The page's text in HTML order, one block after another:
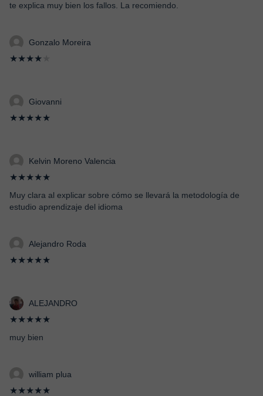
te explica muy bien los fallos. La recomiendo.
Gonzalo Moreira
★★★★
Giovanni
★★★★★
Kelvin Moreno Valencia
★★★★★
Muy clara al explicar sobre cómo se llevará la metodología de
estudio aprendizaje del idioma
Alejandro Roda
★★★★★
ALEJANDRO
★★★★★
muy bien
william plua
★★★★★